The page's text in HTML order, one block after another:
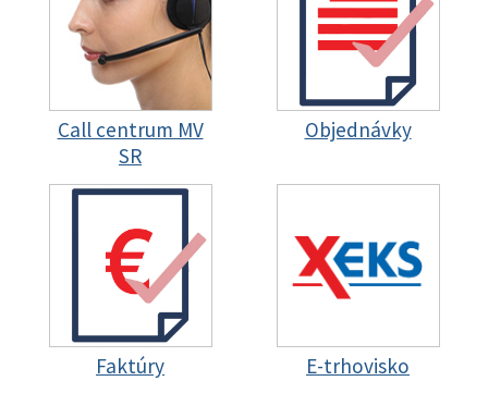
Call centrum MV
SR
Objednávky
Faktúry E-trhovisko